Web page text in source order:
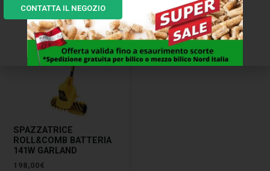
SPAZZATRICE
ROLL&COMB BATTERIA
141W GARLAND
198,00€
CONTATTA IL NEGOZIO